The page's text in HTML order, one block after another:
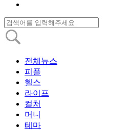
전체뉴스
피플
헬스
라이프
컬처
머니
테마